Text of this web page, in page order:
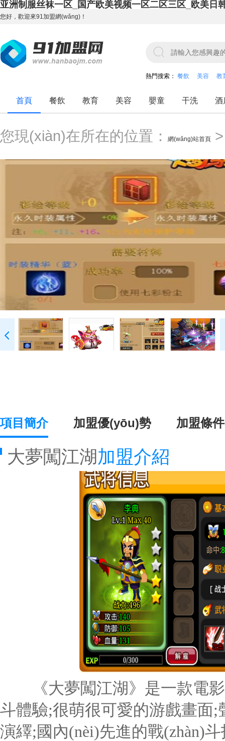
亚洲制服丝袜一区_国产欧美视频一区二区三区_欧美日
您好，歡迎來91加盟網(wǎng)！
熱門搜索： 餐飲 美容 教
首頁 餐飲 教育 美容 嬰童 干洗 酒
您現(xiàn)在所在的位置： 網(wǎng)站首頁
項目簡介 加盟優(yōu)勢 加盟條件
大夢闖江湖加盟介紹
《大夢闖江湖》是一款電影
斗體驗;很萌很可愛的游戲畫面
演繹;國內(nèi)先進的戰(zhàn)